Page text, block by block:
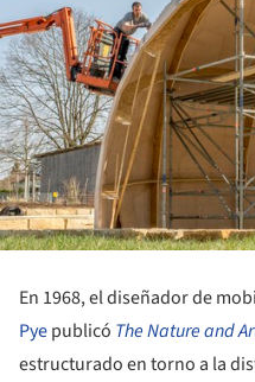
En 1968, el diseñador de
Pyepublicó The Nature and
estructurado en torno a la